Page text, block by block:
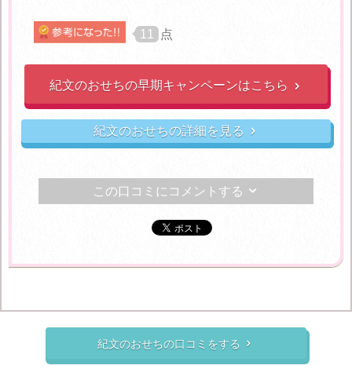
11 点
紀文のおせちの早期キャンペーンはこちら 
紀文のおせちの詳細を見る 
この口コミにコメントする 
紀文のおせちの口コミをする 